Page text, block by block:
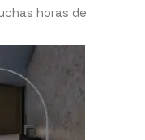
horas de